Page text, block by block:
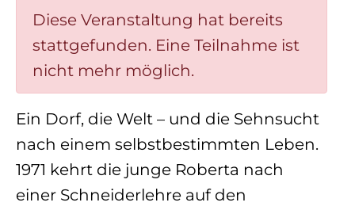
Diese Veranstaltung hat bereits
stattgefunden. Eine Teilnahme ist
nicht mehr möglich.
Ein Dorf, die Welt – und die Sehnsucht
nach einem selbstbestimmten Leben.
1971 kehrt die junge Roberta nach
einer Schneiderlehre auf den